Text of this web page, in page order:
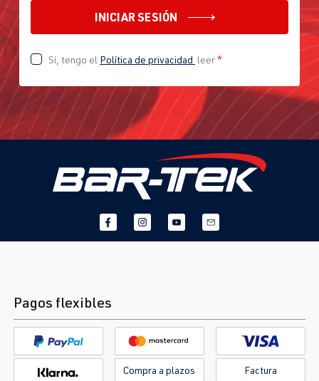
INICIAR SESIÓN
Sí, tengo el Política de privacidad leer*
Pagos flexibles
Compra a plazos Factura